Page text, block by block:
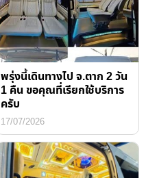
พรุ่งนี้เดินทางไป จ.ตาก 2 วัน
1 คืน ขอคุณที่เรียกใช้บริการ
ครับ
17/07/2026